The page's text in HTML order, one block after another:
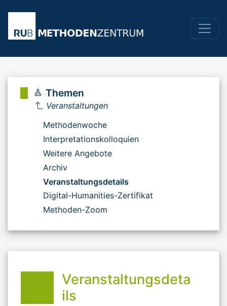
Veranstaltungsdeta
ils
Themen
Veranstaltungen
Methodenwoche
Interpretationskolloquien
Weitere Angebote
Archiv
Veranstaltungsdetails
Digital-Humanities-Zertifikat
Methoden-Zoom